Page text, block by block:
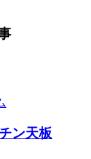
ン天板